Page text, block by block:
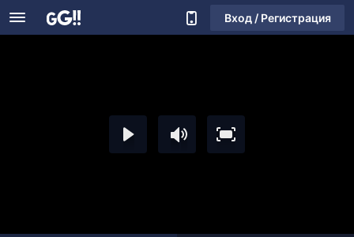
Вход / Регистрация